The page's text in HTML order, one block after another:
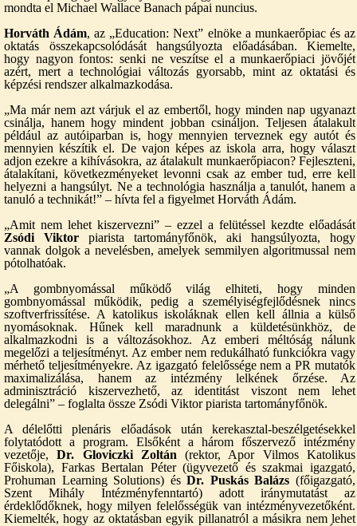
mondta el Michael Wallace Banach pápai nuncius.
Horváth Ádám, az „Education: Next” elnöke a munkaerőpiac és az
oktatás összekapcsolódását hangsúlyozta előadásában. Kiemelte,
hogy nagyon fontos: senki ne veszítse el a munkaerőpiaci jövőjét
azért, mert a technológiai változás gyorsabb, mint az oktatási és
képzési rendszer alkalmazkodása.
„Ma már nem azt várjuk el az embertől, hogy minden nap ugyanazt
csinálja, hanem hogy mindent jobban csináljon. Teljesen átalakult
például az autóiparban is, hogy mennyien terveznek egy autót és
mennyien készítik el. De vajon képes az iskola arra, hogy választ
adjon ezekre a kihívásokra, az átalakult munkaerőpiacon? Fejleszteni,
átalakítani, következményeket levonni csak az ember tud, erre kell
helyezni a hangsúlyt. Ne a technológia használja a tanulót, hanem a
tanuló a technikát!” – hívta fel a figyelmet Horváth Ádám.
„Amit nem lehet kiszervezni” – ezzel a felütéssel kezdte előadását
Zsódi Viktor piarista tartományfőnök, aki hangsúlyozta, hogy
vannak dolgok a nevelésben, amelyek semmilyen algoritmussal nem
pótolhatóak.
„A gombnyomással működő világ elhiteti, hogy minden
gombnyomással működik, pedig a személyiségfejlődésnek nincs
szoftverfrissítése. A katolikus iskoláknak ellen kell állnia a külső
nyomásoknak. Hűnek kell maradnunk a küldetésünkhöz, de
alkalmazkodni is a változásokhoz. Az emberi méltóság nálunk
megelőzi a teljesítményt. Az ember nem redukálható funkciókra vagy
mérhető teljesítményekre. Az igazgató felelőssége nem a PR mutatók
maximalizálása, hanem az intézmény lelkének őrzése. Az
adminisztráció kiszervezhető, az identitást viszont nem lehet
delegálni” – foglalta össze Zsódi Viktor piarista tartományfőnök.
A délelőtti plenáris előadások után kerekasztal-beszélgetésekkel
folytatódott a program. Elsőként a három főszervező intézmény
vezetője,Dr. Gloviczki Zoltán (rektor, Apor Vilmos Katolikus
Főiskola), Farkas Bertalan Péter (ügyvezető és szakmai igazgató,
Prohuman Learning Solutions) ésDr. Puskás Balázs (főigazgató,
Szent Mihály Intézményfenntartó) adott iránymutatást az
érdeklődőknek, hogy milyen felelősségük van intézményvezetőként.
Kiemelték, hogy az oktatásban egyik pillanatról a másikra nem lehet